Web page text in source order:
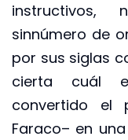
sinnúmero de
por sus siglas
cierta cuál
convertido el
Faraco– en